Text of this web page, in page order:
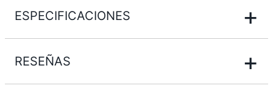
ESPECIFICACIONES +
RESEÑAS +